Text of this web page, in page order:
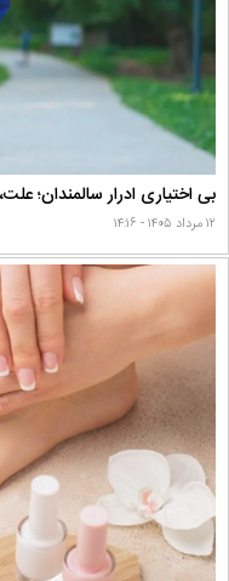
بی اختیاری ادرار سالمندان؛
۱۲ مرداد ۱۴۰۵ - ۱۴:۱۶